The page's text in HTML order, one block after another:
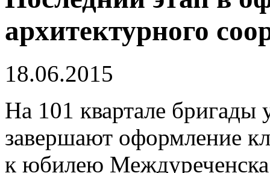
архитектурного
18.06.2015
На 101 квартале бригады
завершают оформление
к юбилею